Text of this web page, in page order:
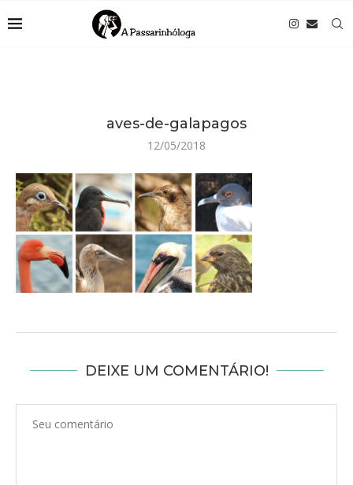
aves-de-galapagos
12/05/2018
DEIXE UM COMENTÁRIO!